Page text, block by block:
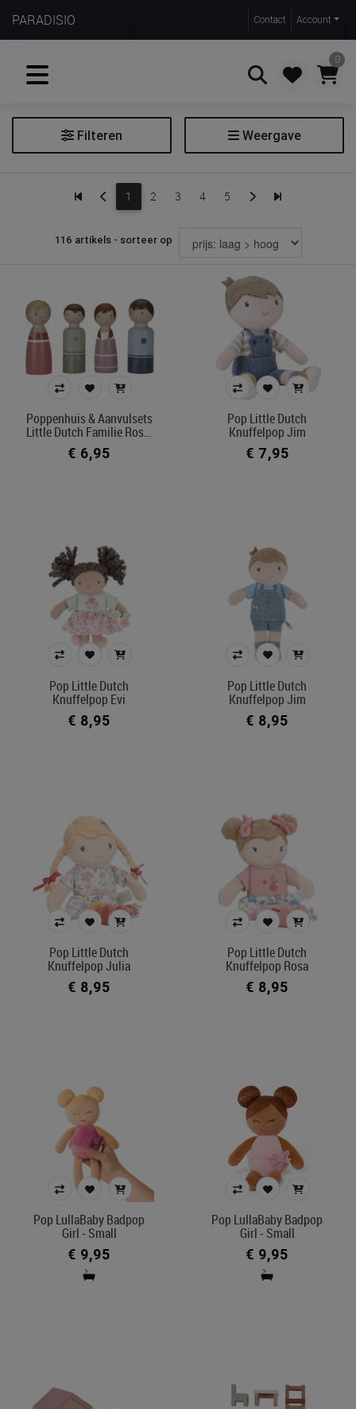
PARADISIO Contact Account
0
Zoeken
Filteren Weergave
Extra filters
poppenuitzet
poppenhuis & aanvulsets
Model
poppenbabybuidel
poppeneetstoel
poppenbed
poppendraagmand
poppenfietsstoel
poppencommode
poppenautostoel
poppenwcpotje
poppenbad
In voorraad
Ecocheque artikelen
Belgisch product
Filters toepassen
1 2 3 4 5
116 artikels - sorteer op
Poppenhuis & Aanvulsets
Little Dutch Familie Ros…
€ 6,95
Pop Little Dutch
Knuffelpop Jim
€ 7,95
Pop Little Dutch
Knuffelpop Evi
€ 8,95
Pop Little Dutch
Knuffelpop Jim
€ 8,95
Pop Little Dutch
Knuffelpop Julia
€ 8,95
Pop Little Dutch
Knuffelpop Rosa
€ 8,95
Pop LullaBaby Badpop
Girl - Small
€ 9,95
Pop LullaBaby Badpop
Girl - Small
€ 9,95